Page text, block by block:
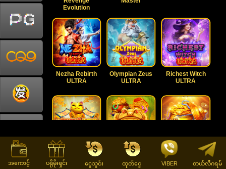
Evolution
Nezha Rebirth
ULTRA
Olympian Zeus
ULTRA
Richest Witch
ULTRA
Maneki Neko
Lucky Frog Ultra
Wallow In Money
K9Win တရားဝင်မိတ်ဖက်
အကောင့် ပရိုမိုးရှင်း ငွေသွင်း ထုတ်ငွေ VIBER တယ်လီဂရမ််